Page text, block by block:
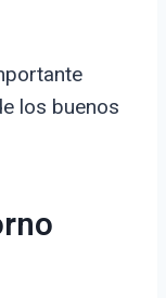
los buenos